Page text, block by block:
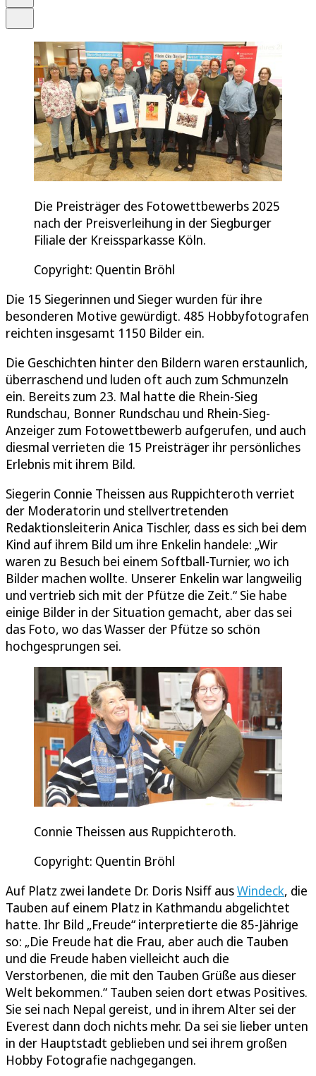
Die Preisträger des Fotowettbewerbs 2025
nach der Preisverleihung in der Siegburger
Filiale der Kreissparkasse Köln.
Copyright: Quentin Bröhl
Die 15 Siegerinnen und Sieger wurden für ihre
besonderen Motive gewürdigt. 485 Hobbyfotografen
reichten insgesamt 1150 Bilder ein.
Die Geschichten hinter den Bildern waren erstaunlich,
überraschend und luden oft auch zum Schmunzeln
ein. Bereits zum 23. Mal hatte die Rhein-Sieg
Rundschau, Bonner Rundschau und Rhein-Sieg-
Anzeiger zum Fotowettbewerb aufgerufen, und auch
diesmal verrieten die 15 Preisträger ihr persönliches
Erlebnis mit ihrem Bild.
Siegerin Connie Theissen aus Ruppichteroth verriet
der Moderatorin und stellvertretenden
Redaktionsleiterin Anica Tischler, dass es sich bei dem
Kind auf ihrem Bild um ihre Enkelin handele: „Wir
waren zu Besuch bei einem Softball-Turnier, wo ich
Bilder machen wollte. Unserer Enkelin war langweilig
und vertrieb sich mit der Pfütze die Zeit.“ Sie habe
einige Bilder in der Situation gemacht, aber das sei
das Foto, wo das Wasser der Pfütze so schön
hochgesprungen sei.
Connie Theissen aus Ruppichteroth.
Copyright: Quentin Bröhl
Auf Platz zwei landete Dr. Doris Nsiff ausWindeck, die
Tauben auf einem Platz in Kathmandu abgelichtet
hatte. Ihr Bild „Freude“ interpretierte die 85-Jährige
so: „Die Freude hat die Frau, aber auch die Tauben
und die Freude haben vielleicht auch die
Verstorbenen, die mit den Tauben Grüße aus dieser
Welt bekommen.“ Tauben seien dort etwas Positives.
Sie sei nach Nepal gereist, und in ihrem Alter sei der
Everest dann doch nichts mehr. Da sei sie lieber unten
in der Hauptstadt geblieben und sei ihrem großen
Hobby Fotografie nachgegangen.